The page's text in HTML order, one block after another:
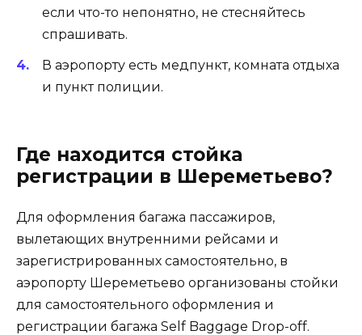
если что-то непонятно, не стесняйтесь
спрашивать.
В аэропорту есть медпункт, комната отдыха
и пункт полиции.
Где находится стойка
регистрации в Шереметьево?
Для оформления багажа пассажиров,
вылетающих внутренними рейсами и
зарегистрированных самостоятельно, в
аэропорту Шереметьево организованы стойки
для самостоятельного оформления и
регистрации багажа Self Baggage Drop-off.